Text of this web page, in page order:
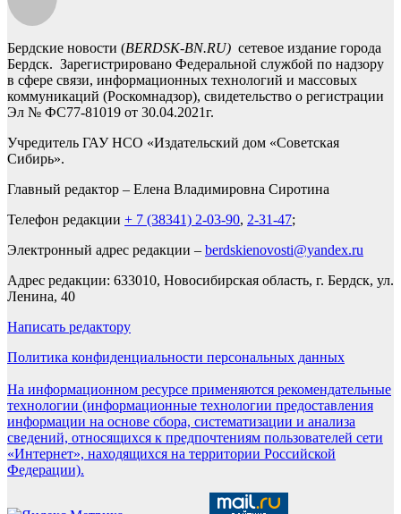
Бердские новости (BERDSK-BN.RU) сетевое издание города
Бердск. Зарегистрировано Федеральной службой по надзору
в сфере связи, информационных технологий и массовых
коммуникаций (Роскомнадзор), свидетельство о регистрации
Эл № ФС77-81019 от 30.04.2021г.
Учредитель ГАУ НСО «Издательский дом «Советская
Сибирь».
Главный редактор – Елена Владимировна Сиротина
Телефон редакции + 7 (38341) 2-03-90, 2-31-47;
Электронный адрес редакции – berdskienovosti@yandex.ru
Адрес редакции: 633010, Новосибирская область, г. Бердск, ул.
Ленина, 40
Написать редактору
Политика конфиденциальности персональных данных
На информационном ресурсе применяются рекомендательные
технологии (информационные технологии предоставления
информации на основе сбора, систематизации и анализа
сведений, относящихся к предпочтениям пользователей сети
«Интернет», находящихся на территории Российской
Федерации).